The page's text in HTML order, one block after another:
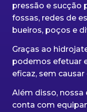
pressão e sucção
fossas, redes de
bueiros, poços e
Graças ao
podemos efetuar
eficaz, sem
Além disso,
conta com